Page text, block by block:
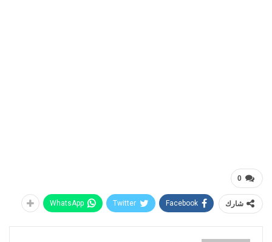
0
شارك Facebook
Twitter
WhatsApp